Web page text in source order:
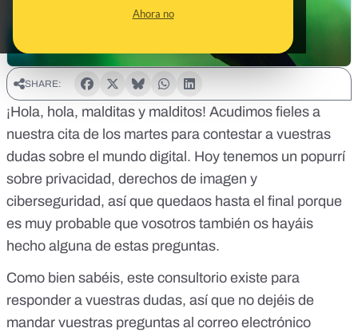
Ahora no
SHARE:
¡Hola, hola, malditas y malditos! Acudimos fieles a
nuestra cita de los martes para contestar a vuestras
dudas sobre el mundo digital. Hoy tenemos un popurrí
sobre privacidad, derechos de imagen y
ciberseguridad, así que quedaos hasta el final porque
es muy probable que vosotros también os hayáis
hecho alguna de estas preguntas.
Como bien sabéis, este consultorio existe para
responder a vuestras dudas, así que no dejéis de
mandar vuestras preguntas al correo electrónico